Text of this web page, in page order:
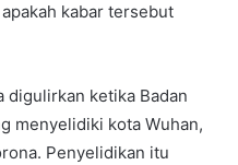
kabar tersebut
digulirkan ketika Badan
menyelidiki kota Wuhan,
Penyelidikan itu